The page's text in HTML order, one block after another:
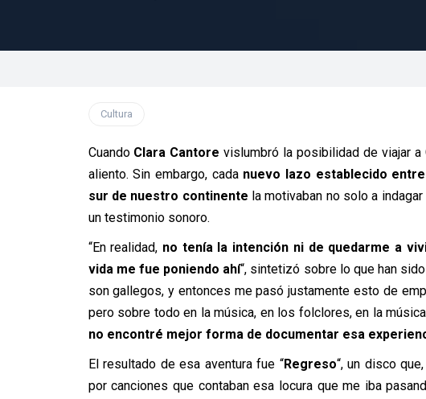
Cultura
Cuando Clara Cantore vislumbró la posibilidad de viajar a
aliento. Sin embargo, cada nuevo lazo establecido
sur de nuestro continente la motivaban no solo a
un testimonio sonoro.
“En realidad, no tenía la intención ni de quedarme a
vida me fue poniendo ahí“, sintetizó sobre lo que han
son gallegos, y entonces me pasó justamente esto de
pero sobre todo en la música, en los folclores, en la
no encontré mejor forma de documentar esa
El resultado de esa aventura fue “Regreso“, un disco
por canciones que contaban esa locura que me iba